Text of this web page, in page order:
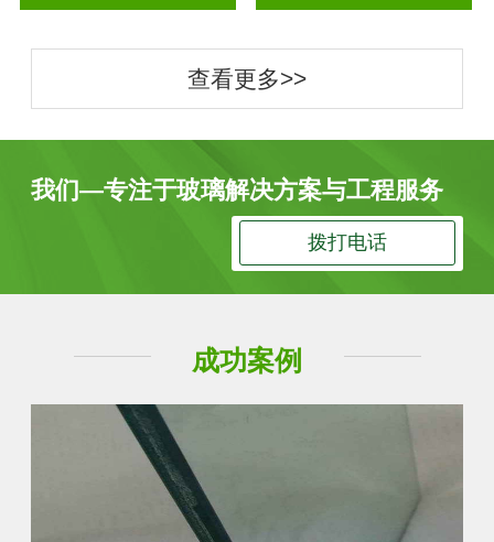
查看更多>>
我们—专注于玻璃解决方案与工程服务
拨打电话
成功案例